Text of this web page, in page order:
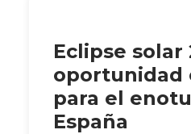
Eclipse solar
oportunidad
para el
España